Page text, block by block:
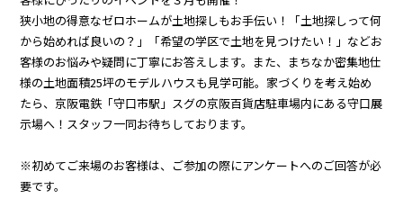
狭小地の得意なゼロホームが土地探しもお手伝い！「土地探しって何
から始めれば良いの？」「希望の学区で土地を見つけたい！」などお
客様のお悩みや疑問に丁寧にお答えします。また、まちなか密集地仕
様の土地面積25坪のモデルハウスも見学可能。家づくりを考え始め
たら、京阪電鉄「守口市駅」スグの京阪百貨店駐車場内にある守口展
示場へ！スタッフ一同お待ちしております。
※初めてご来場のお客様は、ご参加の際にアンケートへのご回答が必
要です。